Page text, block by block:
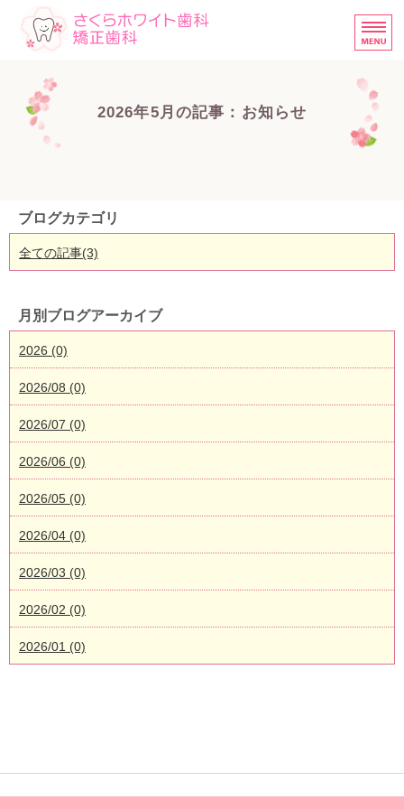
さくらホワイト歯科・矯正
ホーム
診療内容
スタッフ募集中
2026年5月の記事：お知らせ
ブログカテゴリ
全ての記事(3)
月別ブログアーカイブ
2026 (0)
2026/08 (0)
2026/07 (0)
2026/06 (0)
2026/05 (0)
2026/04 (0)
2026/03 (0)
2026/02 (0)
2026/01 (0)